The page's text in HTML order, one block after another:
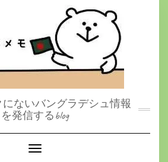
ないバングラデシュ情報
を発信するblog
Toggle Navigation